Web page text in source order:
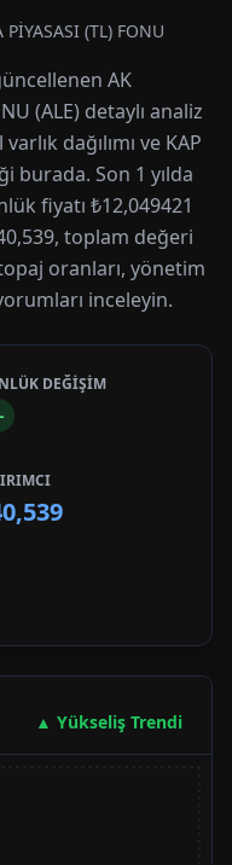
PİYASASI (TL) FONU
AK
(ALE) detaylı analiz
dağılımı ve KAP
Son 1 yılda
fiyatı ₺12,049421
toplam değeri
oranları, yönetim
inceleyin.
DEĞİŞİM
-
▲ Yükseliş Trendi